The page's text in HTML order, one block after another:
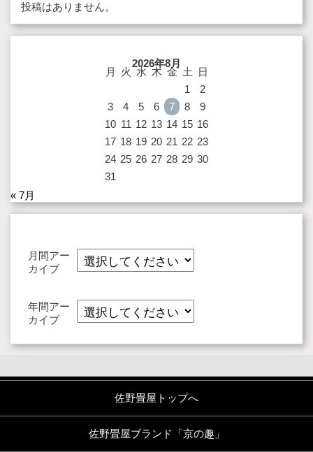
投稿はありません。
2026年8月
月 火 水 木 金 土
日
1
2
3
4 5 6 7 8
9
10 11 12 13 14 15 16
17 18 19 20 21 22 23
24 25 26 27 28 29 30
31
« 7月
月間アー
カイブ
年間アー
カイブ
佐野畳屋トップへ
佐野畳屋ブランド「京の趣」